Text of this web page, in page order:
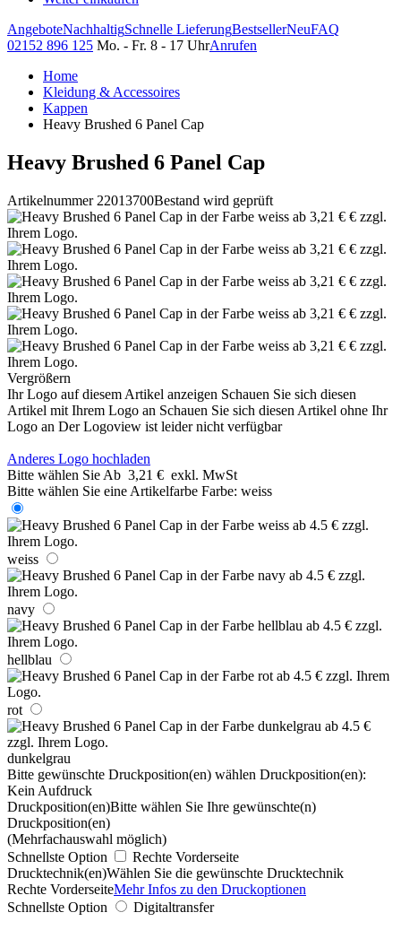
AngeboteNachhaltigSchnelle LieferungBestsellerNeuFAQ
02152 896 125 Mo. - Fr. 8 - 17 UhrAnrufen
Home
Kleidung & Accessoires
Kappen
Heavy Brushed 6 Panel Cap
Heavy Brushed 6 Panel Cap
Artikelnummer 22013700Bestand wird geprüft
Vergrößern
Ihr Logo auf diesem Artikel anzeigen Schauen Sie sich diesen
Artikel mit Ihrem Logo an Schauen Sie sich diesen Artikel ohne Ihr
Logo an Der Logoview ist leider nicht verfügbar
Anderes Logo hochladen
Bitte wählen Sie Ab 3,21 € exkl. MwSt
Bitte wählen Sie eine Artikelfarbe Farbe: weiss
weiss
navy
hellblau
rot
dunkelgrau
Bitte gewünschte Druckposition(en) wählen Druckposition(en):
Kein Aufdruck
Druckposition(en)Bitte wählen Sie Ihre gewünschte(n)
Druckposition(en)
(Mehrfachauswahl möglich)
Schnellste Option
Rechte Vorderseite
Drucktechnik(en)Wählen Sie die gewünschte Drucktechnik
Rechte VorderseiteMehr Infos zu den Druckoptionen
Schnellste Option
Digitaltransfer